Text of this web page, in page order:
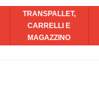
TRANSPALLET,
CARRELLI E
MAGAZZINO